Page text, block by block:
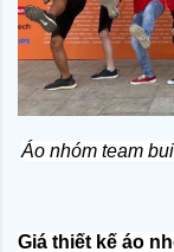
Áo nhóm team
Giá thiết kế áo